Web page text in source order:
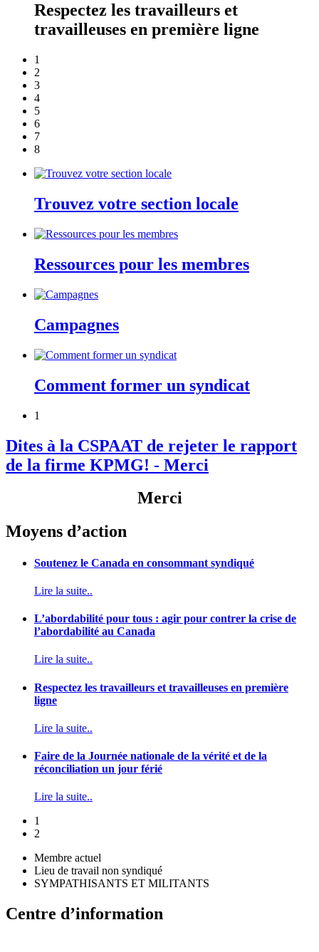
Respectez les travailleurs et
travailleuses en première ligne
1
2
3
4
5
6
7
8
Trouvez votre section locale
Ressources pour les membres
Campagnes
Comment former un syndicat
1
Dites à la CSPAAT de rejeter le rapport
de la firme KPMG! - Merci
Merci
Moyens d’action
Soutenez le Canada en consommant syndiqué
Lire la suite..
L’abordabilité pour tous : agir pour contrer la crise de
l’abordabilité au Canada
Lire la suite..
Respectez les travailleurs et travailleuses en première
ligne
Lire la suite..
Faire de la Journée nationale de la vérité et de la
réconciliation un jour férié
Lire la suite..
1
2
Membre actuel
Lieu de travail non syndiqué
SYMPATHISANTS ET MILITANTS
Centre d’information